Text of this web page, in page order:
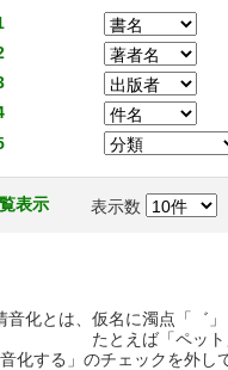
表示 表示数
音化とは、仮名に濁点「゛
たとえば「ペッ
音化する」のチェックを外